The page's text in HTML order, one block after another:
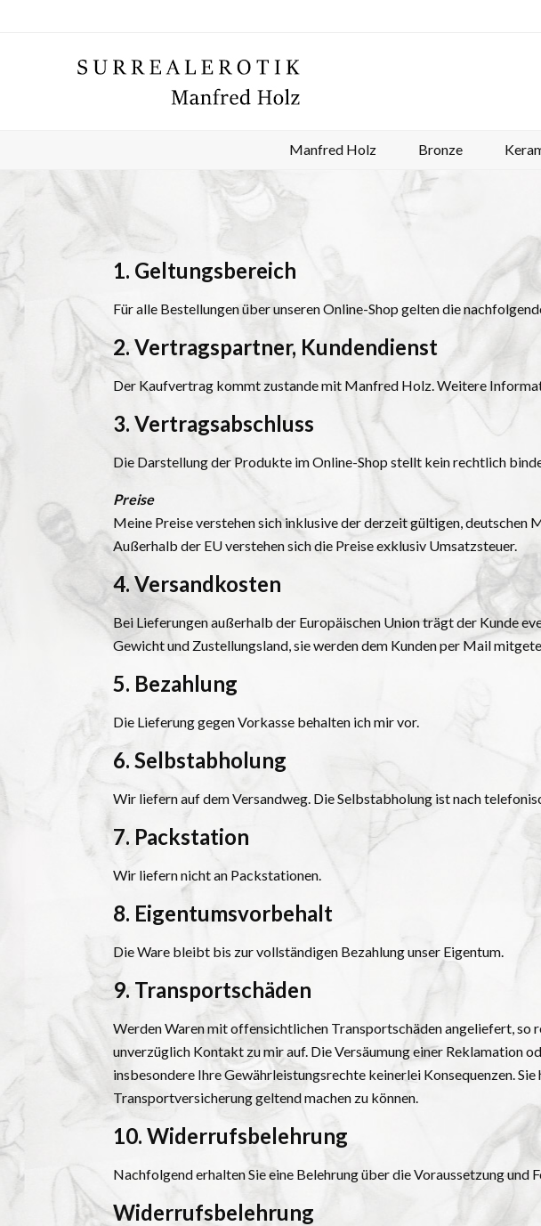
Manfred Holz Bronze
1. Geltungsbereich
Für alle Bestellungen über unseren Online-Shop gelten die
2. Vertragspartner, Kundendienst
Der Kaufvertrag kommt zustande mit Manfred Holz. Weitere
3. Vertragsabschluss
Die Darstellung der Produkte im Online-Shop stellt kein rechtlich
Preise
Meine Preise verstehen sich inklusive der derzeit gültigen, deutschen
Außerhalb der EU verstehen sich die Preise exklusiv Umsatzsteuer.
4. Versandkosten
Bei Lieferungen außerhalb der Europäischen Union trägt der Kunde
Gewicht und Zustellungsland, sie werden dem Kunden per Mail
5. Bezahlung
Die Lieferung gegen Vorkasse behalten ich mir vor.
6. Selbstabholung
Wir liefern auf dem Versandweg. Die Selbstabholung ist nach
7. Packstation
Wir liefern nicht an Packstationen.
8. Eigentumsvorbehalt
Die Ware bleibt bis zur vollständigen Bezahlung unser Eigentum.
9. Transportschäden
Werden Waren mit offensichtlichen Transportschäden angeliefert,
unverzüglich Kontakt zu mir auf. Die Versäumung einer Reklamation
insbesondere Ihre Gewährleistungsrechte keinerlei Konsequenzen.
Transportversicherung geltend machen zu können.
10. Widerrufsbelehrung
Nachfolgend erhalten Sie eine Belehrung über die Voraussetzung
Widerrufsbelehrung